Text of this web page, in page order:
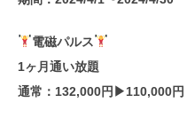
電磁パルス
1ヶ月通い放題
通常：132,000円▶︎110,000円